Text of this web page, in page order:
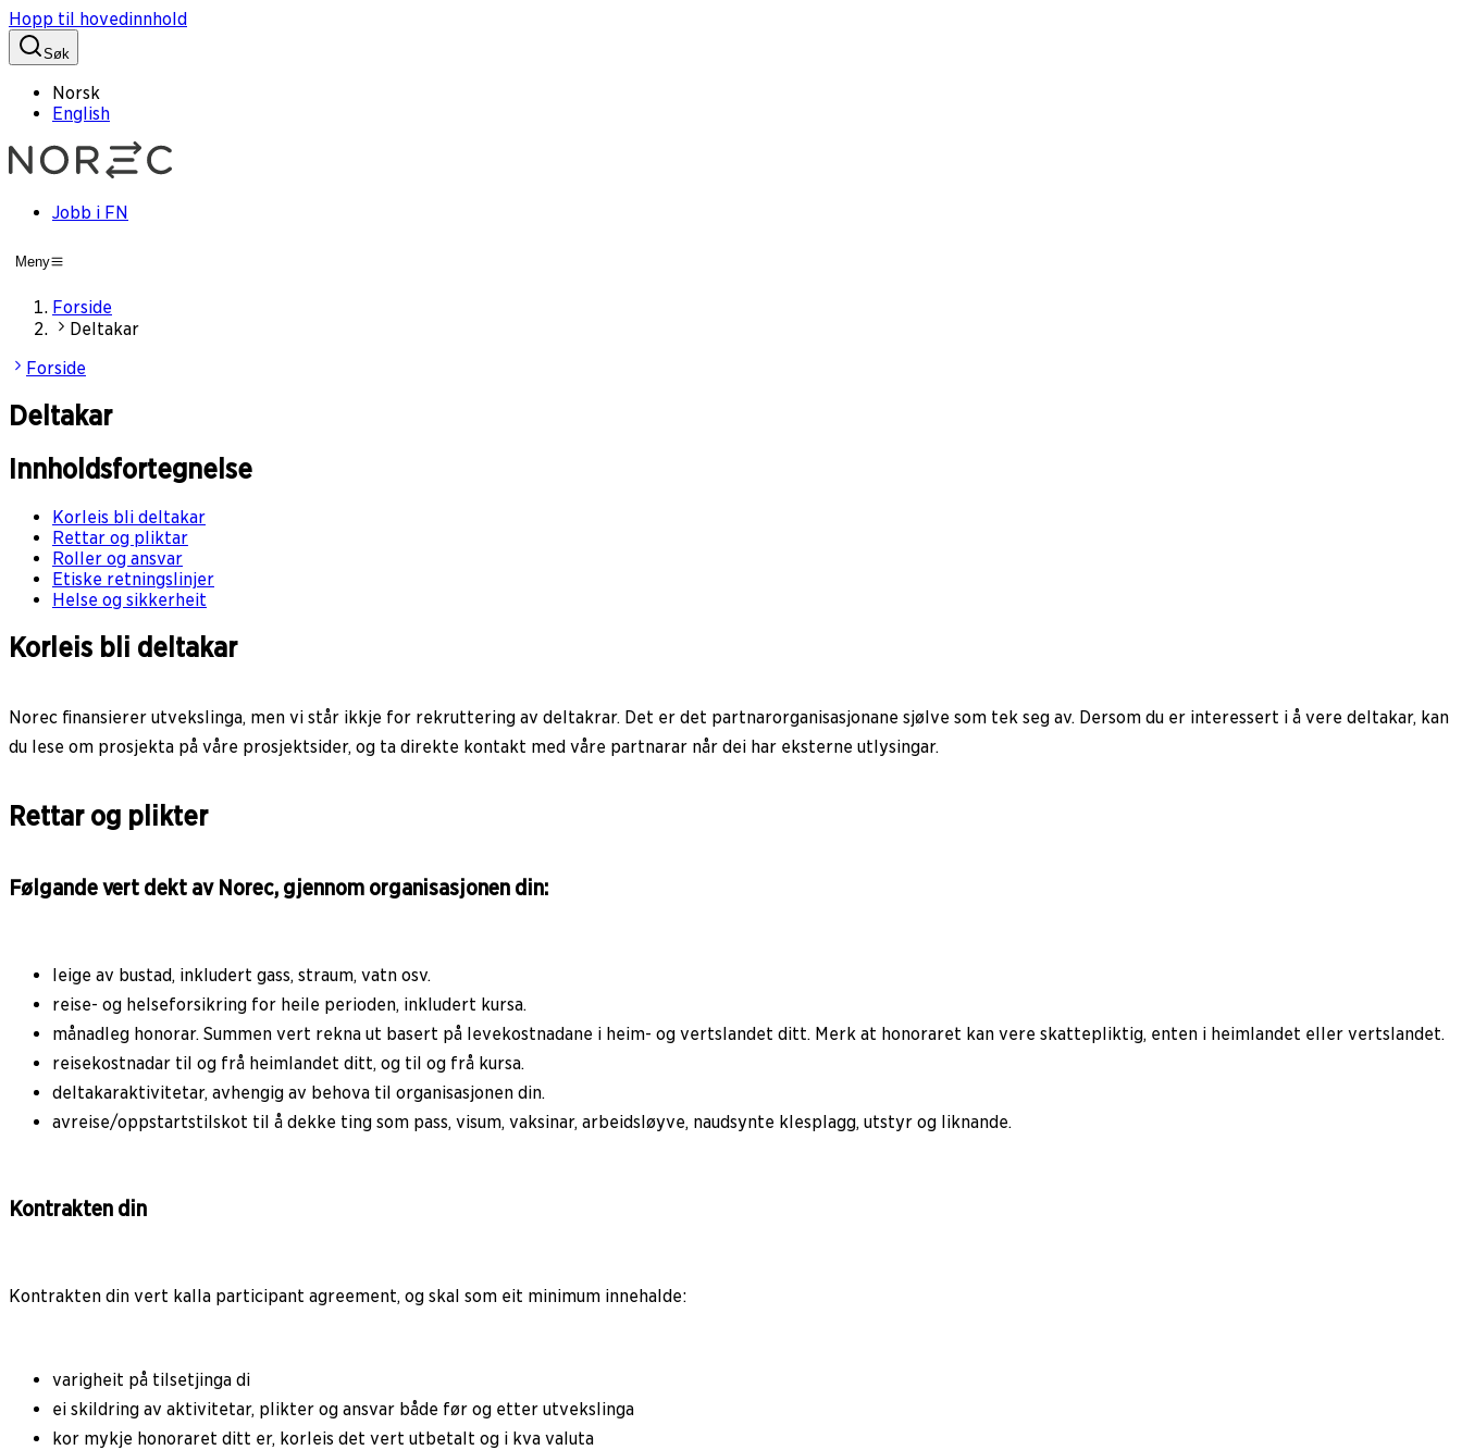
Hopp til hovedinnhold
Søk
Norsk
English
Jobb i FN
Meny
Forside
Deltakar
Forside
Deltakar
Innholdsfortegnelse
Korleis bli deltakar
Rettar og pliktar
Roller og ansvar
Etiske retningslinjer
Helse og sikkerheit
Korleis bli deltakar
Norec finansierer utvekslinga, men vi står ikkje for rekruttering av deltakrar. Det er det partnarorganisasjonane sjølve som tek seg av. Dersom du er interessert i å vere deltakar, kan
du lese om prosjekta på våre prosjektsider, og ta direkte kontakt med våre partnarar når dei har eksterne utlysingar.
Rettar og plikter
Følgande vert dekt av Norec, gjennom organisasjonen din:
leige av bustad, inkludert gass, straum, vatn osv.
reise- og helseforsikring for heile perioden, inkludert kursa.
månadleg honorar. Summen vert rekna ut basert på levekostnadane i heim- og vertslandet ditt. Merk at honoraret kan vere skattepliktig, enten i heimlandet eller vertslandet.
reisekostnadar til og frå heimlandet ditt, og til og frå kursa.
deltakaraktivitetar, avhengig av behova til organisasjonen din.
avreise/oppstartstilskot til å dekke ting som pass, visum, vaksinar, arbeidsløyve, naudsynte klesplagg, utstyr og liknande.
Kontrakten din
Kontrakten din vert kalla participant agreement, og skal som eit minimum innehalde:
varigheit på tilsetjinga di
ei skildring av aktivitetar, plikter og ansvar både før og etter utvekslinga
kor mykje honoraret ditt er, korleis det vert utbetalt og i kva valuta